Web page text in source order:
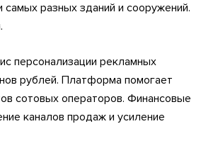
разных зданий и сооружений.
персонализации рекламных
рублей. Платформа помогает
сотовых операторов. Финансовые
каналов продаж и усиление